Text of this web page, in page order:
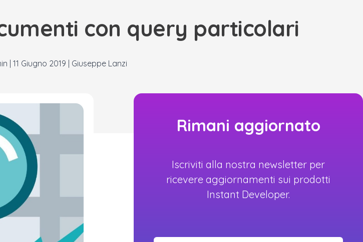
con query particolari
11 Giugno 2019 Giuseppe Lanzi
Rimani aggiornato
Iscriviti alla nostra newsletter per
ricevere aggiornamenti sui prodotti
Instant Developer.